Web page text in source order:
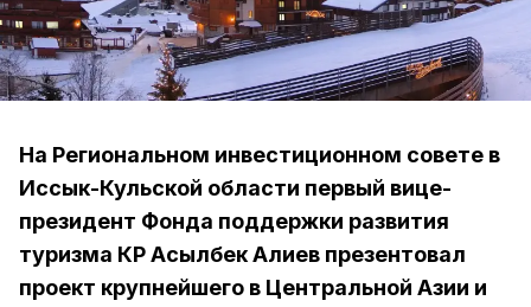
На Региональном инвестиционном совете в
Иссык-Кульской области первый вице-
президент Фонда поддержки развития
туризма КР Асылбек Алиев презентовал
проект крупнейшего в Центральной Азии и